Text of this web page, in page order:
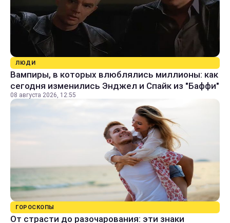
ЛЮДИ
Вампиры, в которых влюблялись миллионы: как
сегодня изменились Энджел и Спайк из "Баффи"
08 августа 2026, 12:55
ГОРОСКОПЫ
От страсти до разочарования: эти знаки